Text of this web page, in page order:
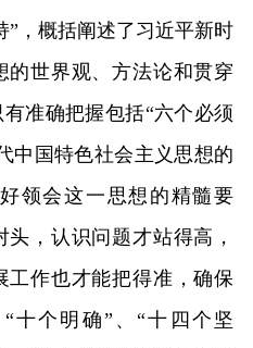
”，概括阐述了习近平新时
的世界观、方法论和贯穿
准确把握包括“六个必须
中国特色社会主义思想的
领会这一思想的精髓要
，认识问题才站得高，
工作也才能把得准，确保
十个明确”、“十四个坚